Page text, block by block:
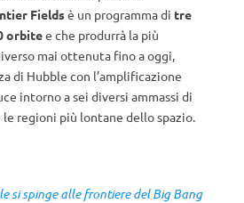
Fieldsè un programma di tre
orbitee che produrrà la più
mai ottenuta fino a oggi,
di Hubble con l’amplificazione
intorno a sei diversi ammassi di
le regioni più lontane dello spazio.
si spinge alle frontiere del Big Bang